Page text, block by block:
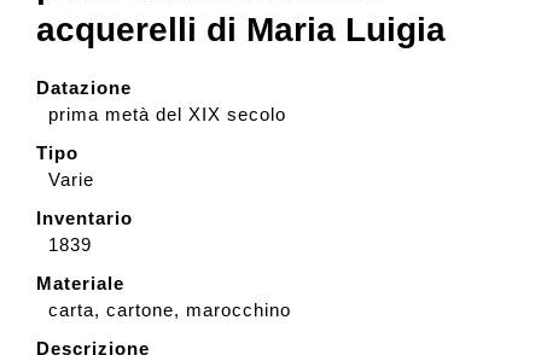
Accessibilità
Dona
Cerca
English
acquerelli di Maria Luigia
Datazione
prima metà del XIX secolo
Tipo
Varie
Inventario
1839
Materiale
carta, cartone, marocchino
Descrizione